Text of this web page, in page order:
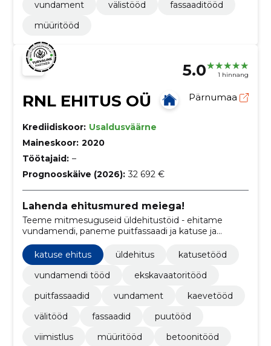
vundament välistööd
fassaaditööd
müüritööd
5.0 1 hinnang
RNL EHITUS OÜ Pärnumaa
Krediidiskoor: Usaldusväärne
Maineskoor: 2020
Töötajaid: –
Prognooskäive (2026): 32 692 €
Lahenda ehitusmured meiega!
Teeme mitmesuguseid üldehitustöid - ehitame
vundamendi, paneme puitfassaadi ja katuse ja
vajadusel abistame ka kaevetöödes.
katuse ehitus
üldehitus
katusetööd
vundamendi tööd
ekskavaatoritööd
puitfassaadid
vundament
kaevetööd
välitööd
fassaadid
puutööd
viimistlus
müüritööd
betoonitööd